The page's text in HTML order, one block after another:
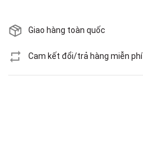
Giao hàng toàn quốc
Cam kết đổi/trả hàng miễn phí